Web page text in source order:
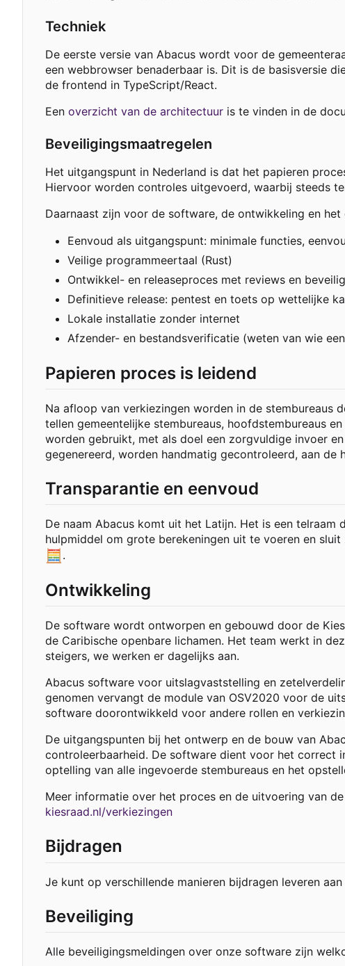
Techniek
De eerste versie van Abacus wordt voor de
een webbrowser benaderbaar is. Dit is de basisversie
de frontend in TypeScript/React.
Een overzicht van de architectuur is te vinden in de
Beveiligingsmaatregelen
Het uitgangspunt in Nederland is dat het papieren
Hiervoor worden controles uitgevoerd, waarbij steeds
Daarnaast zijn voor de software, de ontwikkeling en
Eenvoud als uitgangspunt: minimale functies,
Veilige programmeertaal (Rust)
Ontwikkel- en releaseproces met reviews en
Definitieve release: pentest en toets op wettelijke
Lokale installatie zonder internet
Afzender- en bestandsverificatie (weten van wie
Papieren proces is leidend
Na afloop van verkiezingen worden in de stembureaus
tellen gemeentelijke stembureaus, hoofdstembureaus
worden gebruikt, met als doel een zorgvuldige invoer
gegenereerd, worden handmatig gecontroleerd, aan
Transparantie en eenvoud
De naam Abacus komt uit het Latijn. Het is een
hulpmiddel om grote berekeningen uit te voeren en
🧮 .
Ontwikkeling
De software wordt ontworpen en gebouwd door de
de Caribische openbare lichamen. Het team werkt in
steigers, we werken er dagelijks aan.
Abacus software voor uitslagvaststelling en
genomen vervangt de module van OSV2020 voor de
software doorontwikkeld voor andere rollen en
De uitgangspunten bij het ontwerp en de bouw van
controleerbaarheid. De software dient voor het correct
optelling van alle ingevoerde stembureaus en het
Meer informatie over het proces en de uitvoering van
kiesraad.nl/verkiezingen
Bijdragen
Je kunt op verschillende manieren bijdragen leveren
Beveiliging
Alle beveiligingsmeldingen over onze software zijn